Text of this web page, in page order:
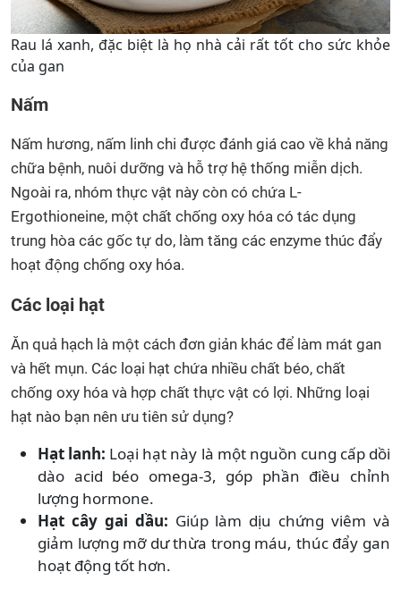
Rau lá xanh, đặc biệt là họ nhà cải rất tốt cho sức khỏe
của gan
Nấm
Nấm hương, nấm linh chi được đánh giá cao về khả năng
chữa bệnh, nuôi dưỡng và hỗ trợ hệ thống miễn dịch.
Ngoài ra, nhóm thực vật này còn có chứa L-
Ergothioneine, một chất chống oxy hóa có tác dụng
trung hòa các gốc tự do, làm tăng các enzyme thúc đẩy
hoạt động chống oxy hóa.
Các loại hạt
Ăn quả hạch là một cách đơn giản khác để làm mát gan
và hết mụn. Các loại hạt chứa nhiều chất béo, chất
chống oxy hóa và hợp chất thực vật có lợi. Những loại
hạt nào bạn nên ưu tiên sử dụng?
Hạt lanh: Loại hạt này là một nguồn cung cấp dồi
dào acid béo omega-3, góp phần điều chỉnh
lượng hormone.
Hạt cây gai dầu: Giúp làm dịu chứng viêm và
giảm lượng mỡ dư thừa trong máu, thúc đẩy gan
hoạt động tốt hơn.